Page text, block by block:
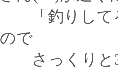
「釣りしてる
ので
さっくりと